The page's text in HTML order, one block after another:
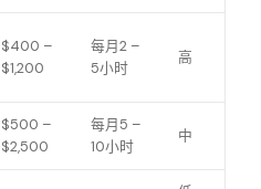
$400 –
$1,200
每月2 –
5小时
高
$500 –
$2,500
每月5 –
10小时
中